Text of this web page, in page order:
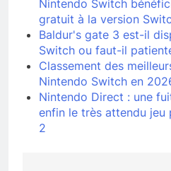
Nintendo Switch
gratuit à la version
Baldur's gate 3 est-il
Switch ou faut-il
Classement des
Nintendo Switch en
Nintendo Direct : une
enfin le très attendu
2